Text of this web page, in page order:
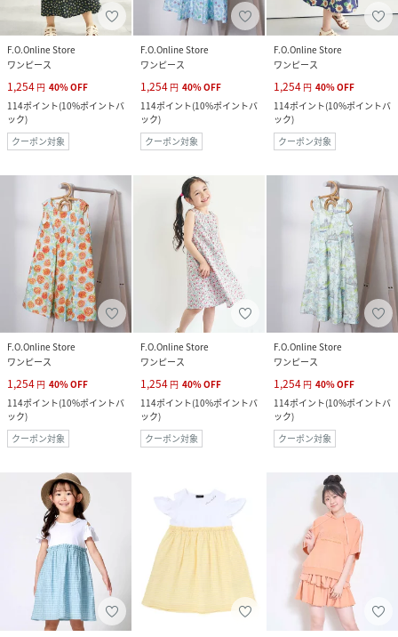
F.O.Online Store
ワンピース
1,254 円 40%OFF
114ポイント(10%ポイントバ
ック)
クーポン対象
F.O.Online Store
ワンピース
1,254 円 40%OFF
114ポイント(10%ポイントバ
ック)
クーポン対象
F.O.Online Store
ワンピース
1,254 円 40%OFF
114ポイント(10%ポイントバ
ック)
クーポン対象
F.O.Online Store
ワンピース
1,254 円 40%OFF
114ポイント(10%ポイントバ
ック)
クーポン対象
F.O.Online Store
ワンピース
1,254 円 40%OFF
114ポイント(10%ポイントバ
ック)
クーポン対象
F.O.Online Store
ワンピース
1,254 円 40%OFF
114ポイント(10%ポイントバ
ック)
クーポン対象